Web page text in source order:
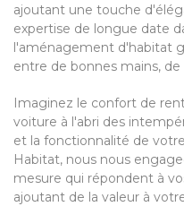
ajoutant une touche
expertise de longue date
l'aménagement d'habitat
entre de bonnes mains,
Imaginez le confort de
voiture à l'abri des
et la fonctionnalité de
Habitat, nous nous
mesure qui répondent à
ajoutant de la valeur à